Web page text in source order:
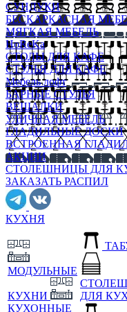
СУНДУКИ
БЕСКАРКАСНАЯ
МЯГКАЯ МЕБЕЛЬ
HoReKa
СТОЛЫ ДЛЯ КАФЕ
СТУЛЬЯ ДЛЯ КАФЕ
Мебель лофт
БАРНЫЕ СТУЛЬЯ
ВЕШАЛКИ
УЛИЧНАЯ МЕБЕЛЬ
ГЛАДИЛЬНЫЕ ДОСКИ
ВСТРОЕННАЯ
АКЦИИ
СТОЛЕШНИЦЫ ДЛЯ
ЗАКАЗАТЬ РАСПИЛ
КУХНЯ
МОДУЛЬНЫЕ
КУХНИ
КУХОННЫЕ
ДЛЯ